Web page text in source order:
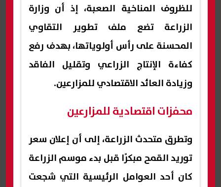
للظروف المناخية الصعبة، إذ أن وزارة
الزراعة تضع ملف تطوير التقاوي
المحسنة على رأس أولوياتها، بهدف رفع
كفاءة الإنتاج الزراعي وتقليل الفاقد
وزيادة العائد الاقتصادي للمزارعين.
محفزات اقتصادية للمزارعين
وتطرق متحدث الزراعة، إلى أن إعلان سعر
توريد القمح مبكرًا قبل بدء موسم الزراعة
كان أحد العوامل الرئيسية التي شجعت